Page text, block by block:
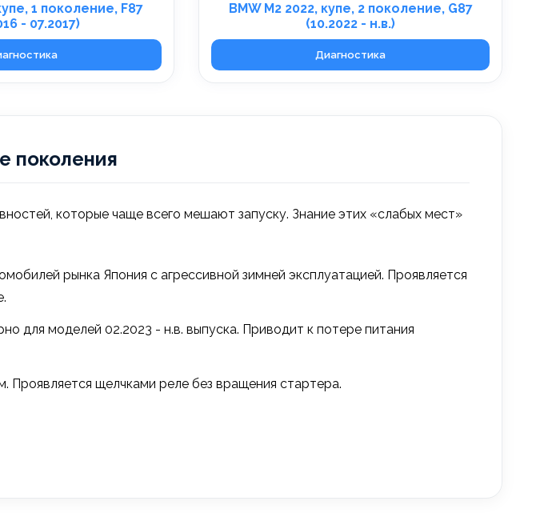
1 поколение, F87
- 07.2017)
BMW M2 2022, купе, 2 поколение, G87
(10.2022 - н.в.)
Диагностика
поколения
которые чаще всего мешают запуску. Знание этих «слабых мест»
рынка Япония с агрессивной зимней эксплуатацией. Проявляется
для моделей 02.2023 - н.в. выпуска. Приводит к потере питания
Проявляется щелчками реле без вращения стартера.